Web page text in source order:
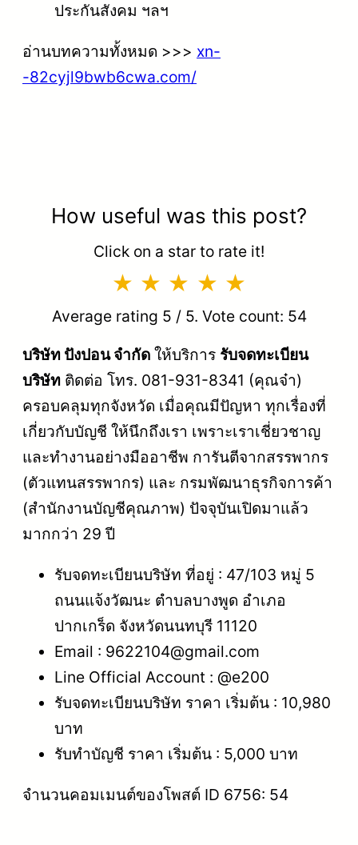
ประกันสังคม ฯลฯ
อ่านบทความทั้งหมด >>> xn-
-82cyjl9bwb6cwa.com/
How useful was this post?
Click on a star to rate it!
Average rating 5 / 5. Vote count: 54
บริษัท ปังปอน จำกัด ให้บริการ รับจดทะเบียน
บริษัท ติดต่อ โทร. 081-931-8341 (คุณจ๋า)
ครอบคลุมทุกจังหวัด เมื่อคุณมีปัญหา ทุกเรื่องที่
เกี่ยวกับบัญชี ให้นึกถึงเรา เพราะเราเชี่ยวชาญ
และทำงานอย่างมืออาชีพ การันตีจากสรรพากร
(ตัวแทนสรรพากร) และ กรมพัฒนาธุรกิจการค้า
(สำนักงานบัญชีคุณภาพ) ปัจจุบันเปิดมาแล้ว
มากกว่า 29 ปี
รับจดทะเบียนบริษัท ที่อยู่ : 47/103 หมู่ 5
ถนนแจ้งวัฒนะ ตำบลบางพูด อำเภอ
ปากเกร็ด จังหวัดนนทบุรี 11120
Email : 9622104@gmail.com
Line Official Account : @e200
รับจดทะเบียนบริษัท ราคา เริ่มต้น : 10,980
บาท
รับทำบัญชี ราคา เริ่มต้น : 5,000 บาท
จำนวนคอมเมนต์ของโพสต์ ID 6756: 54